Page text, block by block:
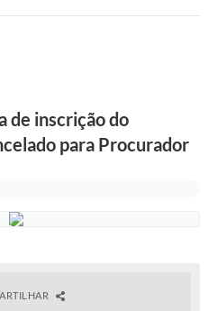
de inscrição do
para Procurador